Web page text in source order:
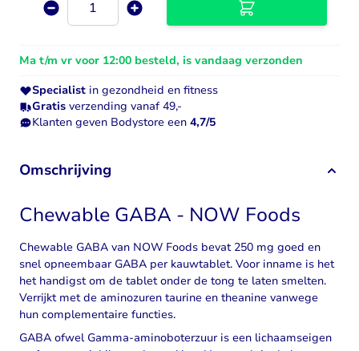
Aantal
Ma t/m vr voor 12:00 besteld, is vandaag verzonden
Specialist in gezondheid en fitness
Gratis verzending vanaf 49,-
Klanten geven Bodystore een 4,7/5
Omschrijving
Chewable GABA - NOW Foods
Chewable GABA van NOW Foods bevat 250 mg goed en
snel opneembaar GABA per kauwtablet. Voor inname is het
het handigst om de tablet onder de tong te laten smelten.
Verrijkt met de aminozuren taurine en theanine vanwege
hun complementaire functies.
GABA ofwel Gamma-aminoboterzuur is een lichaamseigen